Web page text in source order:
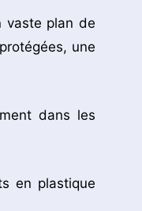
vaste plan de
une
dans les
en plastique